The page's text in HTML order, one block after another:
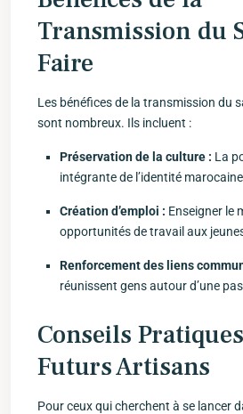
Transmission du
Faire
Les bénéfices de la transmission du
sont nombreux. Ils incluent :
Préservation de la culture : La
intégrante de‌ l’identité
Création ‍d’emploi : Enseigner le
opportunités de travail⁤ aux
Renforcement des liens
réunissent gens⁤ autour d’une
Conseils
Futurs‌ Artisans
Pour‌ ceux⁢ qui cherchent à se lancer